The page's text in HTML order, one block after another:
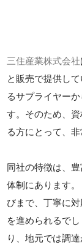
三住産業株式会社
と販売で提供し
るサプライヤー
す。そのため、
る方にとって、
同社の特徴は、
体制にあります
びまで、丁寧に
を進められるで
り、地元では調